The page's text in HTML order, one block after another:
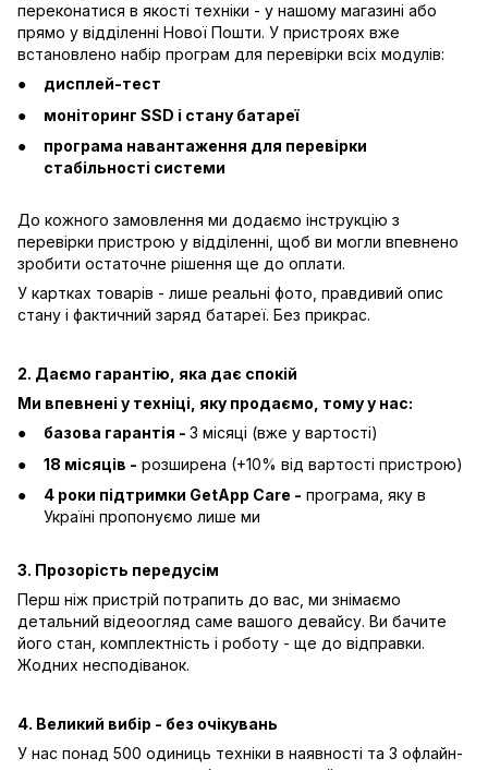
переконатися в якості техніки - у нашому магазині або
прямо у відділенні Нової Пошти. У пристроях вже
встановлено набір програм для перевірки всіх модулів:
дисплей-тест
моніторинг SSD і стану батареї
програма навантаження для перевірки
стабільності системи
До кожного замовлення ми додаємо інструкцію з
перевірки пристрою у відділенні, щоб ви могли впевнено
зробити остаточне рішення ще до оплати.
У картках товарів - лише реальні фото, правдивий опис
стану і фактичний заряд батареї. Без прикрас.
2. Даємо гарантію, яка дає спокій
Ми впевнені у техніці, яку продаємо, тому у нас:
базова гарантія - 3 місяці (вже у вартості)
18 місяців - розширена (+10% від вартості пристрою)
4 роки підтримки GetApp Care - програма, яку в
Україні пропонуємо лише ми
3. Прозорість передусім
Перш ніж пристрій потрапить до вас, ми знімаємо
детальний відеоогляд саме вашого девайсу. Ви бачите
його стан, комплектність і роботу - ще до відправки.
Жодних несподіванок.
4. Великий вибір - без очікувань
У нас понад 500 одиниць техніки в наявності та 3 офлайн-